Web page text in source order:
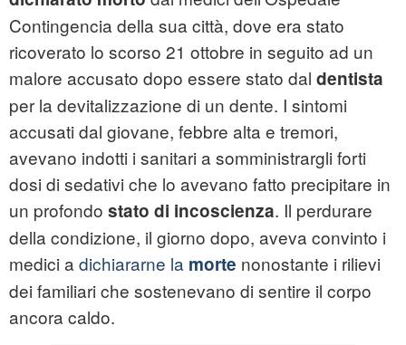
Contingencia della sua città, dove era stato
ricoverato lo scorso 21 ottobre in seguito ad un
malore accusato dopo essere stato dal dentista
per la devitalizzazione di un dente. I sintomi
accusati dal giovane, febbre alta e tremori,
avevano indotti i sanitari a somministrargli forti
dosi di sedativi che lo avevano fatto precipitare in
un profondo stato di incoscienza. Il perdurare
della condizione, il giorno dopo, aveva convinto i
medici a dichiararne la morte nonostante i rilievi
dei familiari che sostenevano di sentire il corpo
ancora caldo.